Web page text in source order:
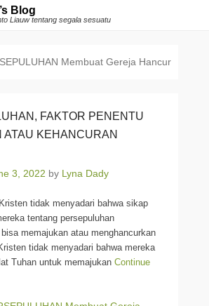
Blog
Liauw tentang segala sesuatu
Membuat Gereja Hancur
FAKTOR PENENTU
ATAU KEHANCURAN
3, 2022 by Lyna Dady
tidak menyadari bahwa sikap
tentang persepuluhan
memajukan atau menghancurkan
tidak menyadari bahwa mereka
Tuhan untuk memajukan Continue